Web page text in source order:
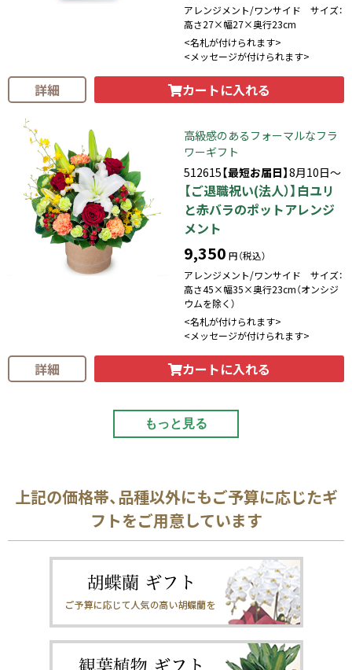
アレンジメント/ワンサイド サイズ：
高さ27×幅27×奥行23cm
<名札が付けられます>
<メッセージが付けられます>
詳細 カートに入れる
高級感のあるフォーマルなフラ
ワーギフト
512615【最短お届日】8月10日～
【ご退職祝い(法人）】白ユリ
と赤バラのポットアレンジ
メント
9,350 円（税込）
アレンジメント/ワンサイド サイズ：
高さ45×幅35×奥行23cm（オンシジ
ウムを除く）
<名札が付けられます>
<メッセージが付けられます>
詳細 カートに入れる
もっと見る
上記の価格帯、品種以外にもご予算に応じたギ
フトをご用意しています